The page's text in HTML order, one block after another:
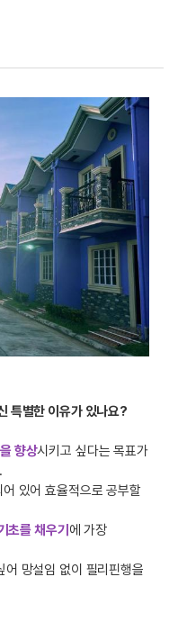
특별한 이유가 있나요?
향상시키고 싶다는 목표가
어 있어 효율적으로 공부할
초를 채우기 에 가장
어 망설임 없이 필리핀행을